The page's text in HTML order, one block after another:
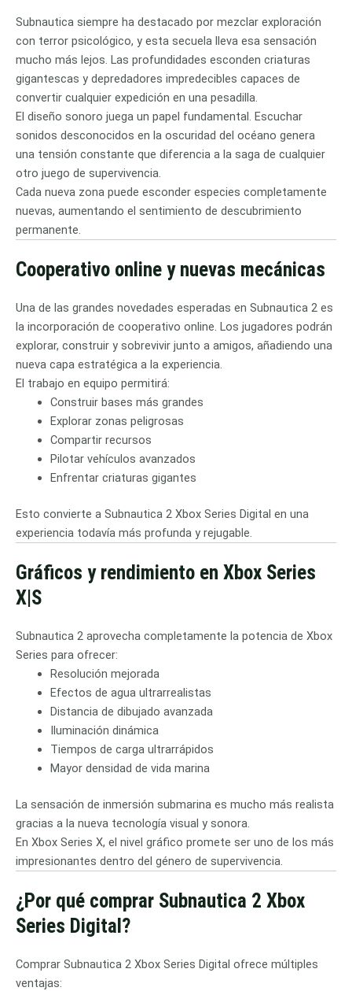
Subnautica siempre ha destacado por mezclar exploración
con terror psicológico, y esta secuela lleva esa sensación
mucho más lejos. Las profundidades esconden criaturas
gigantescas y depredadores impredecibles capaces de
convertir cualquier expedición en una pesadilla.
El diseño sonoro juega un papel fundamental. Escuchar
sonidos desconocidos en la oscuridad del océano genera
una tensión constante que diferencia a la saga de cualquier
otro juego de supervivencia.
Cada nueva zona puede esconder especies completamente
nuevas, aumentando el sentimiento de descubrimiento
permanente.
Cooperativo online y nuevas mecánicas
Una de las grandes novedades esperadas en Subnautica 2 es
la incorporación de cooperativo online. Los jugadores podrán
explorar, construir y sobrevivir junto a amigos, añadiendo una
nueva capa estratégica a la experiencia.
El trabajo en equipo permitirá:
Construir bases más grandes
Explorar zonas peligrosas
Compartir recursos
Pilotar vehículos avanzados
Enfrentar criaturas gigantes
Esto convierte a Subnautica 2 Xbox Series Digital en una
experiencia todavía más profunda y rejugable.
Gráficos y rendimiento en Xbox Series
X|S
Subnautica 2 aprovecha completamente la potencia de Xbox
Series para ofrecer:
Resolución mejorada
Efectos de agua ultrarrealistas
Distancia de dibujado avanzada
Iluminación dinámica
Tiempos de carga ultrarrápidos
Mayor densidad de vida marina
La sensación de inmersión submarina es mucho más realista
gracias a la nueva tecnología visual y sonora.
En Xbox Series X, el nivel gráfico promete ser uno de los más
impresionantes dentro del género de supervivencia.
¿Por qué comprar Subnautica 2 Xbox
Series Digital?
Comprar Subnautica 2 Xbox Series Digital ofrece múltiples
ventajas: